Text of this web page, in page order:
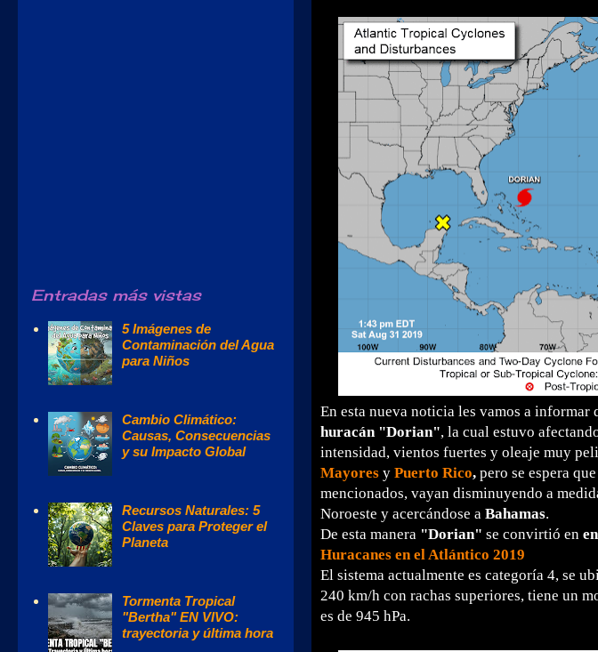
En esta nueva noticia les vamos a informar
huracán "Dorian", la cual estuvo
intensidad, vientos fuertes y oleaje muy
Mayores y Puerto Rico, pero se espera
mencionados, vayan disminuyendo a
Noroeste y acercándose a Bahamas.
De esta manera "Dorian" se convirtió en
Huracanes en el Atlántico 2019
El sistema actualmente es categoría 4, se
240 km/h con rachas superiores, tiene un
es de 945 hPa.
Entradas más vistas
5 Imágenes de
Contaminación del Agua
para Niños
Cambio Climático:
Causas, Consecuencias
y su Impacto Global
Recursos Naturales: 5
Claves para Proteger el
Planeta
Tormenta Tropical
"Bertha" EN VIVO:
trayectoria y última hora